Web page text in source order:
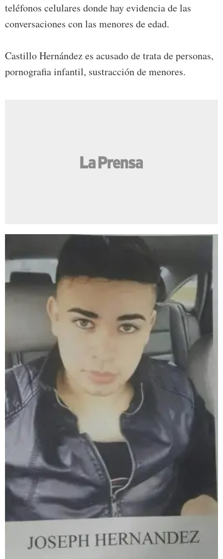
teléfonos celulares donde hay evidencia de las
conversaciones con las menores de edad.
Castillo Hernández es acusado de trata de personas,
pornografia infantil, sustracción de menores.